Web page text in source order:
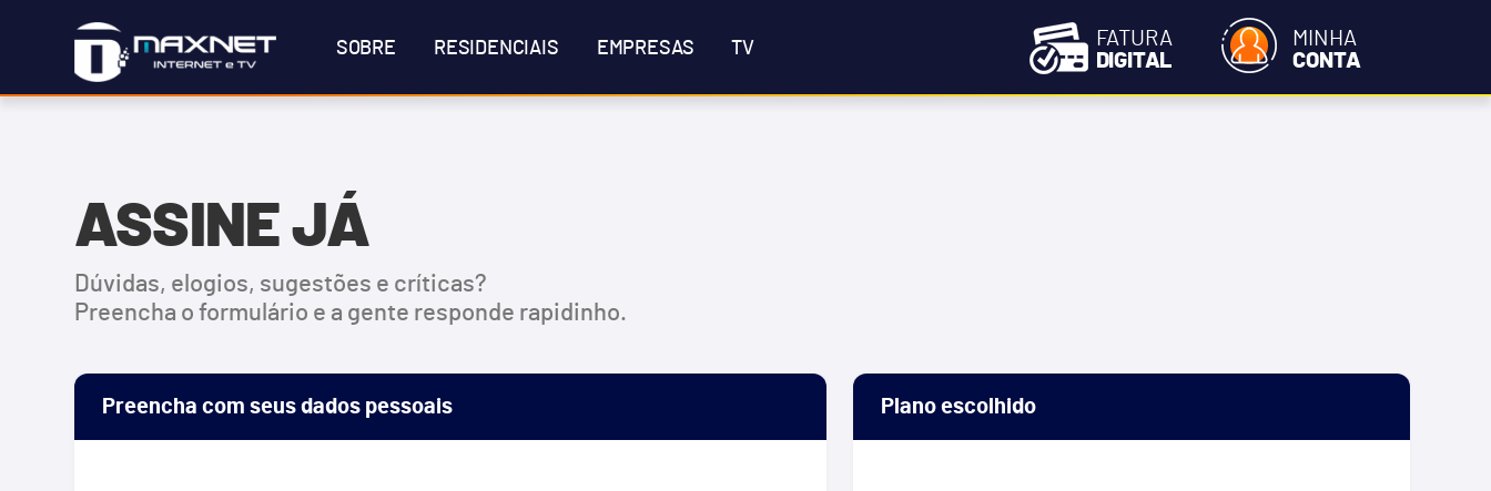
SOBRE RESIDENCIAIS EMPRESAS TV
FATURA
DIGITAL
MINHA
CONTA
ASSINE JÁ
Dúvidas, elogios, sugestões e críticas?
Preencha o formulário e a gente responde rapidinho.
Preencha com seus dados pessoais Plano escolhido